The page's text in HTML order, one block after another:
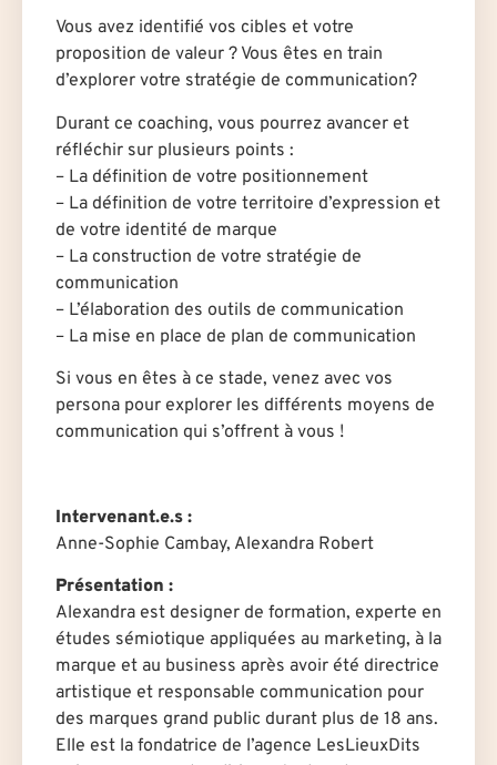
Vous avez identifié vos cibles et votre
proposition de valeur ? Vous êtes en train
d’explorer votre stratégie de communication?
Durant ce coaching, vous pourrez avancer et
réfléchir sur plusieurs points :
– La définition de votre positionnement
– La définition de votre territoire d’expression et
de votre identité de marque
– La construction de votre stratégie de
communication
– L’élaboration des outils de communication
– La mise en place de plan de communication
Si vous en êtes à ce stade, venez avec vos
persona pour explorer les différents moyens de
communication qui s’offrent à vous !
Intervenant.e.s :
Anne-Sophie Cambay, Alexandra Robert
Présentation :
Alexandra est designer de formation, experte en
études sémiotique appliquées au marketing, à la
marque et au business après avoir été directrice
artistique et responsable communication pour
des marques grand public durant plus de 18 ans.
Elle est la fondatrice de l’agence LesLieuxDits